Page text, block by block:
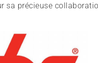
sa précieuse